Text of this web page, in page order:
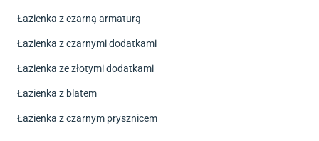
Łazienka z czarną armaturą
Łazienka z czarnymi dodatkami
Łazienka ze złotymi dodatkami
Łazienka z blatem
Łazienka z czarnym prysznicem